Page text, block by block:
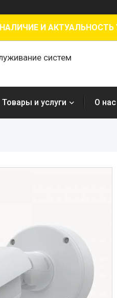
НАЛИЧИЕ И
систем
Товары и услуги О нас